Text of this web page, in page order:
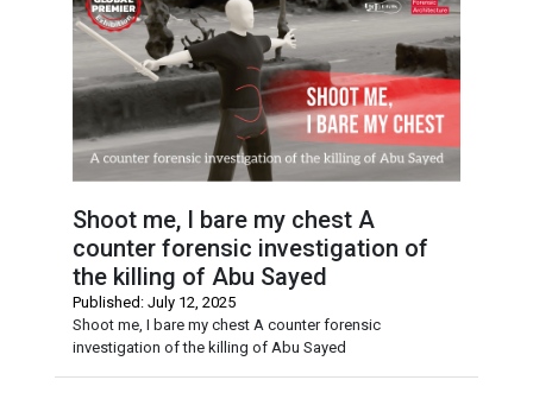
Shoot me, I bare my chest A
counter forensic investigation of
the killing of Abu Sayed
Published: July 12, 2025
Shoot me, I bare my chest A counter forensic
investigation of the killing of Abu Sayed